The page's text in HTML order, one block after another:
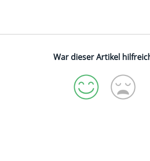
War dieser Artikel